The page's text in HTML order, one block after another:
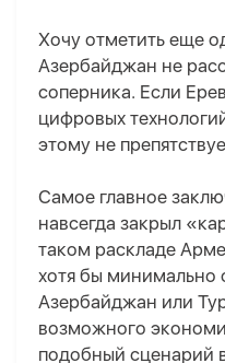
Хочу отметить еще
Азербайджан не
соперника. Если
цифровых
этому не
Самое главное
навсегда закрыл
таком раскладе
хотя бы минимально
Азербайджан или
возможного
подобный сценарий